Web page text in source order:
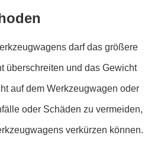
darf das größere
überschreiten und das Gewicht
auf dem Werkzeugwagen oder
oder Schäden zu vermeiden,
verkürzen können.